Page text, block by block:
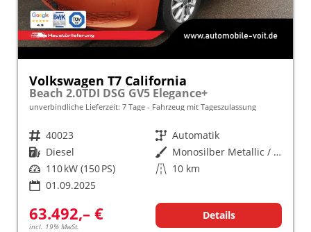
Volkswagen T7 California
Beach 2.0TDI DSG GV5 Elegance+
unverbindliche Lieferzeit: 7 Tage Fahrzeug mit Tageszulassung
Fahrzeugnr. 40023 Getriebe Automatik
Kraftstoff Diesel Außenfarbe
Monosilber Metallic / Energeticorange Metallic
Leistung 110 kW (150 PS) Kilometerstand 10 km
01.09.2025
63.492,– €
incl. 19% MwSt.
Details